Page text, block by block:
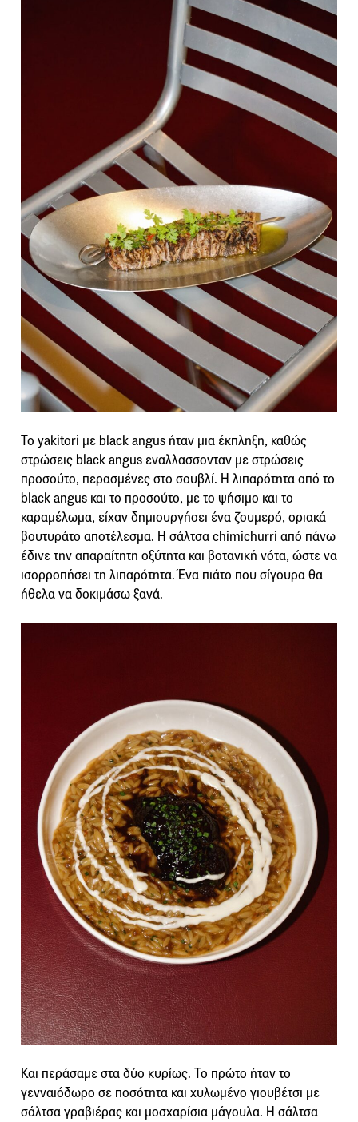
Το yakitori με black angus ήταν μια έκπληξη, καθώς
στρώσεις black angus εναλλασσονταν με στρώσεις
προσούτο, περασμένες στο σουβλί. Η λιπαρότητα από το
black angus και το προσούτο, με το ψήσιμο και το
καραμέλωμα, είχαν δημιουργήσει ένα ζουμερό, οριακά
βουτυράτο αποτέλεσμα. Η σάλτσα chimichurri από πάνω
έδινε την απαραίτητη οξύτητα και βοτανική νότα, ώστε να
ισορροπήσει τη λιπαρότητα. Ένα πιάτο που σίγουρα θα
ήθελα να δοκιμάσω ξανά.
Και περάσαμε στα δύο κυρίως. Το πρώτο ήταν το
γενναιόδωρο σε ποσότητα και χυλωμένο γιουβέτσι με
σάλτσα γραβιέρας και μοσχαρίσια μάγουλα. Η σάλτσα